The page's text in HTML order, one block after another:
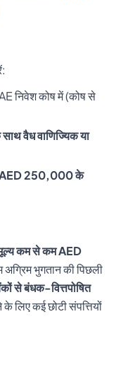
निवेश कोष में (कोष से
वैध वाणिज्यिक या
AED 250,000 के
कम से कम AED
भुगतान की पिछली
से बंधक-वित्तपोषित
कई छोटी संपत्तियों